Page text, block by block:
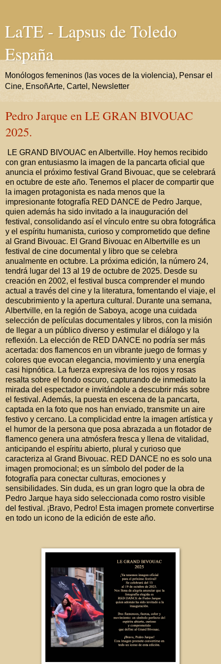
LaTE - Lapsus de Toledo
España
Monólogos femeninos (las voces de la violencia), Pensar el
Cine, EnsoñArte, Cartel, Newsletter
Pedro Jarque en LE GRAN BIVOUAC
2025.
LE GRAND BIVOUAC en Albertville. Hoy hemos recibido
con gran entusiasmo la imagen de la pancarta oficial que
anuncia el próximo festival Grand Bivouac, que se celebrará
en octubre de este año. Tenemos el placer de compartir que
la imagen protagonista es nada menos que la
impresionante fotografía RED DANCE de Pedro Jarque,
quien además ha sido invitado a la inauguración del
festival, consolidando así el vínculo entre su obra fotográfica
y el espíritu humanista, curioso y comprometido que define
al Grand Bivouac. El Grand Bivouac en Albertville es un
festival de cine documental y libro que se celebra
anualmente en octubre. La próxima edición, la número 24,
tendrá lugar del 13 al 19 de octubre de 2025. Desde su
creación en 2002, el festival busca comprender el mundo
actual a través del cine y la literatura, fomentando el viaje, el
descubrimiento y la apertura cultural. Durante una semana,
Albertville, en la región de Saboya, acoge una cuidada
selección de películas documentales y libros, con la misión
de llegar a un público diverso y estimular el diálogo y la
reflexión. La elección de RED DANCE no podría ser más
acertada: dos flamencos en un vibrante juego de formas y
colores que evocan elegancia, movimiento y una energía
casi hipnótica. La fuerza expresiva de los rojos y rosas
resalta sobre el fondo oscuro, capturando de inmediato la
mirada del espectador e invitándole a descubrir más sobre
el festival. Además, la puesta en escena de la pancarta,
captada en la foto que nos han enviado, transmite un aire
festivo y cercano. La complicidad entre la imagen artística y
el humor de la persona que posa abrazada a un flotador de
flamenco genera una atmósfera fresca y llena de vitalidad,
anticipando el espíritu abierto, plural y curioso que
caracteriza al Grand Bivouac. RED DANCE no es solo una
imagen promocional; es un símbolo del poder de la
fotografía para conectar culturas, emociones y
sensibilidades. Sin duda, es un gran logro que la obra de
Pedro Jarque haya sido seleccionada como rostro visible
del festival. ¡Bravo, Pedro! Esta imagen promete convertirse
en todo un icono de la edición de este año.